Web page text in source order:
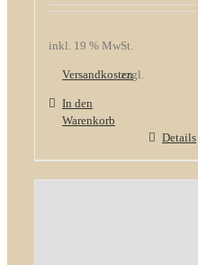
inkl. 19 % MwSt.
zzgl.
Versandkosten
In den
Warenkorb
Details